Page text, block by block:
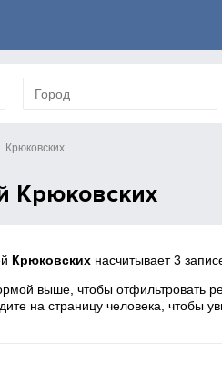
Крюковских
Крюковских
Крюковских насчитывает 3
выше, чтобы отфильтровать
на страницу человека, чтобы